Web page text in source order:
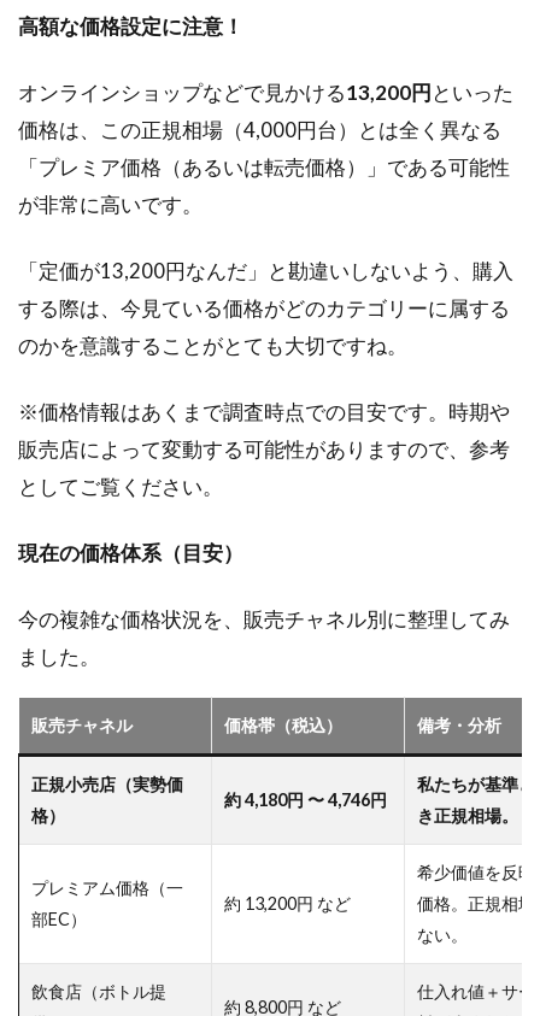
2.3.3
ャルシ
ョット
資産
価値
格の
動向
2.5
の誘
惑 焼
酎の
定価
とめ
高額な価格設定に注意！
オンラインショップなどで見かける13,200円といった
価格は、この正規相場（4,000円台）とは全く異なる
「プレミア価格（あるいは転売価格）」である可能性
が非常に高いです。
「定価が13,200円なんだ」と勘違いしないよう、購入
する際は、今見ている価格がどのカテゴリーに属する
のかを意識することがとても大切ですね。
※価格情報はあくまで調査時点での目安です。時期や
販売店によって変動する可能性がありますので、参考
としてご覧ください。
現在の価格体系（目安）
今の複雑な価格状況を、販売チャネル別に整理してみ
ました。
販売チャネル 価格帯（税込） 備考・分析
正規小売店（実勢価
格）
約 4,180円 〜 4,746円
私たちが基準と
き正規相場。
プレミアム価格（一
部EC）
約 13,200円 など
希少価値を反映
価格。正規相場
ない。
飲食店（ボトル提
約 8,800円 など
仕入れ値＋サー